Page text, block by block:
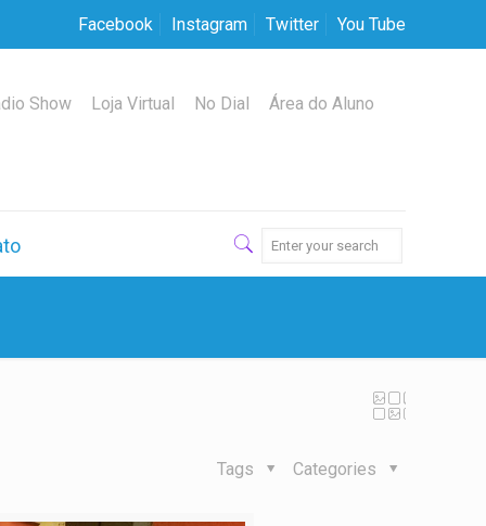
Facebook Instagram Twitter You Tube
Show Loja Virtual No Dial Área do Aluno
Categories
Tags